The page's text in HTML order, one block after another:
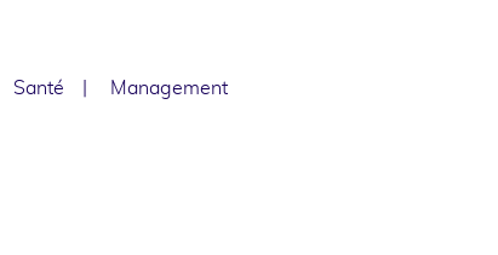
Santé
Management